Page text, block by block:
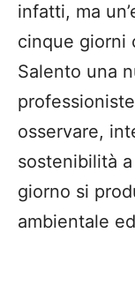
infatti, ma
cinque giorni
Salento una
osservare,
sostenibilità
giorno si
ambientale